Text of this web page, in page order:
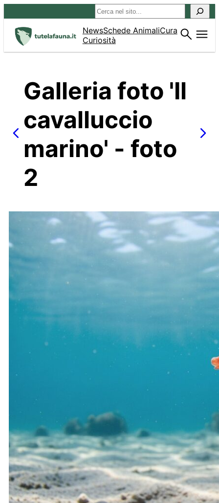
al
contenuto
Cerca
NewsSchede AnimaliCura
Curiosità
Galleria foto 'Il
cavalluccio
marino' - foto
2